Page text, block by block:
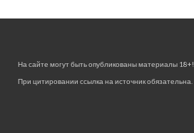
На сайте могут быть опубликованы материалы 18+!
При цитировании ссылка на источник обязательна.